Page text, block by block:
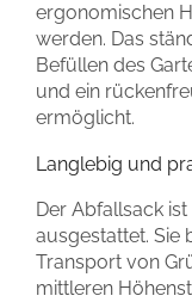
ergonomischen
werden. Das
Befüllen des
und ein
ermöglicht.
Langlebig und
Der Abfallsack
ausgestattet. Sie
Transport von
mittleren